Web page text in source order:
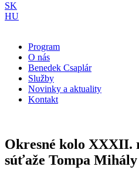
SK
HU
Program
O nás
Benedek Csaplár
Služby
Novinky a aktuality
Kontakt
Okresné kolo XXXII.
súťaže Tompa Mihály